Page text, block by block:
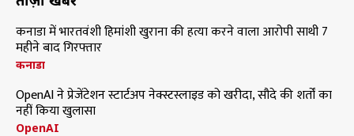
कनाडा में भारतवंशी हिमांशी खुराना की हत्या करने वाला आरोपी साथी 7
महीने बाद गिरफ्तार
कनाडा
OpenAI ने प्रेजेंटेशन स्टार्टअप नेक्स्टस्लाइड को खरीदा, सौदे की शर्तों का
नहीं किया खुलासा
OpenAI